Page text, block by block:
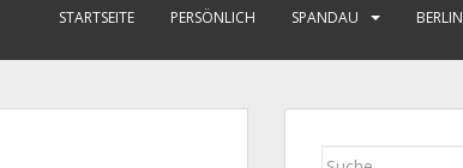
STARTSEITE PERSÖNLICH SPANDAU BERLIN
Suche